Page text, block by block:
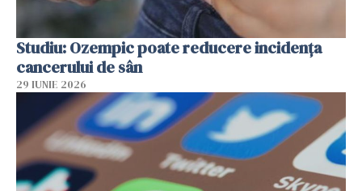
Studiu: Ozempic poate reducere incidența
cancerului de sân
29 IUNIE 2026